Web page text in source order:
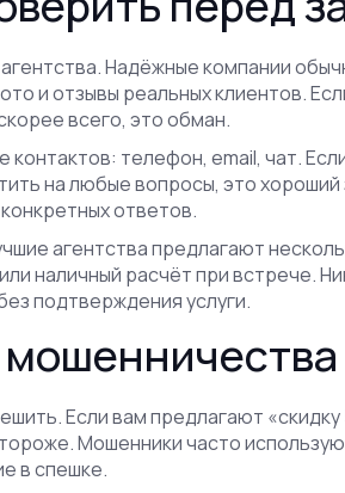
Надёжные компании
и отзывы реальных клиентов.
всего, это обман.
контактов: телефон, email, чат.
на любые вопросы, это
ответов.
агентства предлагают
наличный расчёт при встрече.
подтверждения услуги.
Если вам предлагают
Мошенники часто
в спешке.